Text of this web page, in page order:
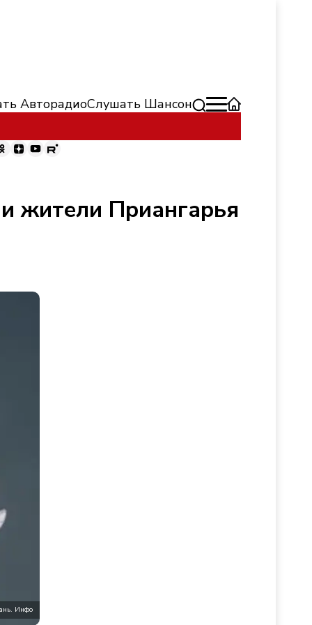
АвторадиоСлушать Шансон
жители Приангарья
Инфо